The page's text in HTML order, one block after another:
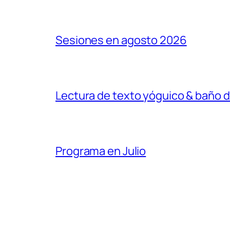
Sesiones en agosto 2026
Lectura de texto yóguico & baño
Programa en Julio